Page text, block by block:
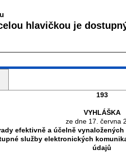
hlavičkou je
193
VYHLÁŠKA
ze dne 17. června
efektivně a účelně
služby elektronických
údajů